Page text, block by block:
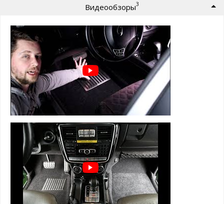
⊕ используются круглый год - забудьте про
лужи под ногами зимой
⊕ имеют подпятник из термопластика
⊕ легко чистятся и просты в уходе
3D коврики Euromat серии BUSINESS
состоят из 4 слоев:
1 слой - супер прочная и мягкая велюровая
ткань
2 слой - вспененная, пористая резина для
устранения влаги, тепло и звукоизоляции
3 слой - армированная металлическая сетка,
которая держит форму
4 слой - антискользящий для надежной
фиксации
Видеообзоры3